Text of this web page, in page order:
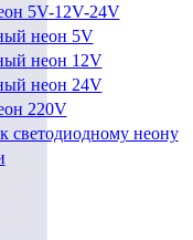
5V-12V-24V
неон 5V
неон 12V
неон 24V
220V
светодиодному неону